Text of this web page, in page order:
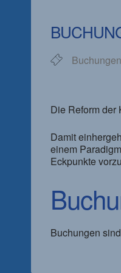
Die Reform der
Damit
einem
Eckpunkte
Buchungen